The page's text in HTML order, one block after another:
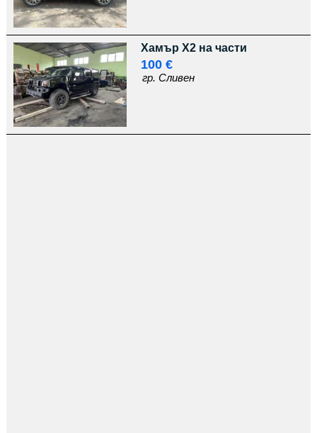
Хамър Х2 на части
100 €
гр. Сливен